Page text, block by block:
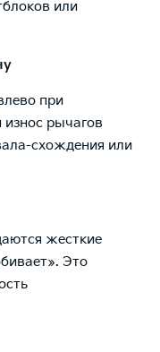
или
при
рычагов
схождения или
жесткие
Это